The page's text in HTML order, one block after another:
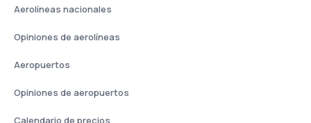
Aerolíneas nacionales
Opiniones de aerolíneas
Aeropuertos
Opiniones de aeropuertos
Calendario de precios